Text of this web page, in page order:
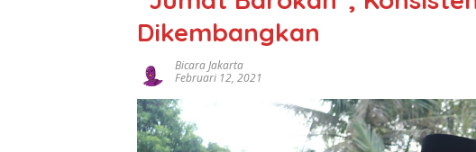
Dikembangkan
Bicara Jakarta
Februari 12, 2021